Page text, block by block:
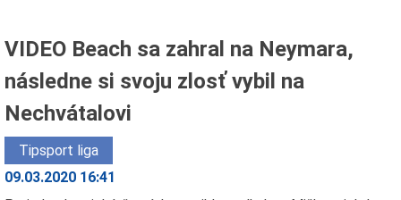
VIDEO Beach sa zahral na Neymara,
následne si svoju zlosť vybil na
Nechvátalovi
Tipsport liga
09.03.2020 16:41